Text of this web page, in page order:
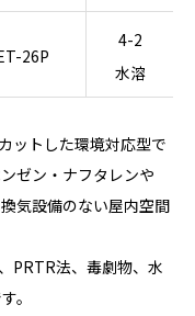
26P
4-2
水溶
ットした環境対応型で
ゼン・ナフタレンや
気設備のない屋内空間
PRTR法、毒劇物、水
。